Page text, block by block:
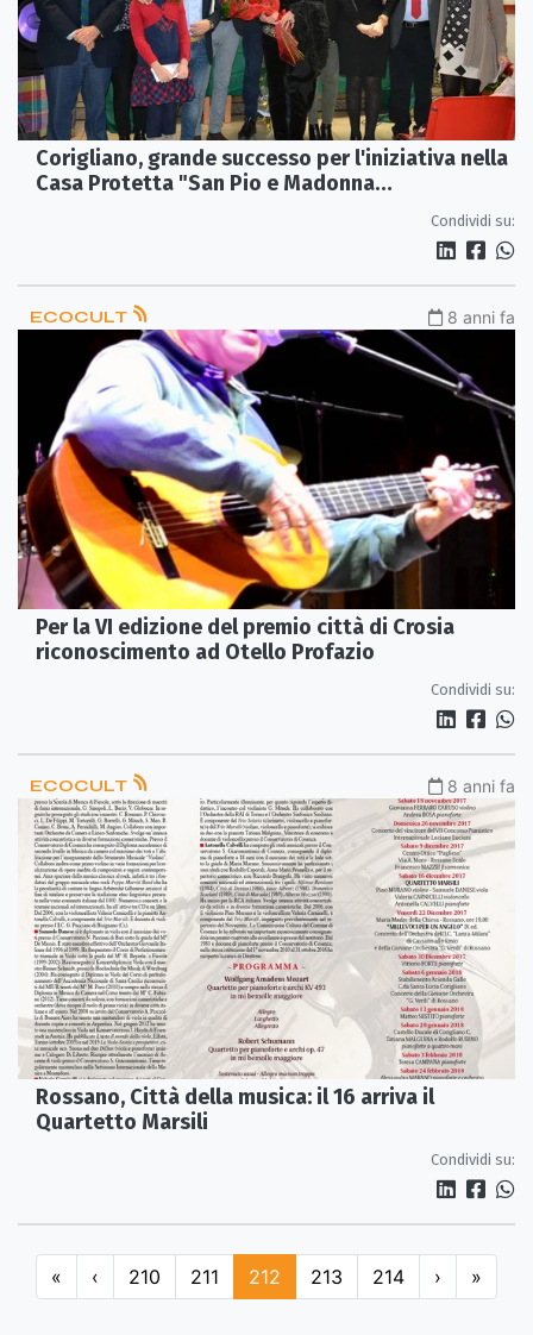
Corigliano, grande successo per l'iniziativa nella
Casa Protetta "San Pio e Madonna
Condividi su:
ECOCULT 8 anni fa
Per la VI edizione del premio città di Crosia
riconoscimento ad Otello Profazio
Condividi su:
ECOCULT 8 anni fa
Rossano, Città della musica: il 16 arriva il
Quartetto Marsili
Condividi su:
« ‹ 210 211 212 213 214 › »